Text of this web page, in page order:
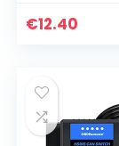
Tool Goed
€12.40